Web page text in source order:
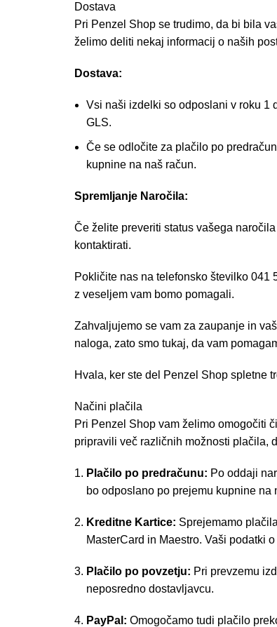
Dostava
Pri Penzel Shop se trudimo, da bi bila
želimo deliti nekaj informacij o naših
Dostava:
Vsi naši izdelki so odposlani v roku 1
GLS.
Če se odločite za plačilo po
kupnine na naš račun.
Spremljanje Naročila:
Če želite preveriti status vašega
kontaktirati.
Pokličite nas na telefonsko številko 041
z veseljem vam bomo pomagali.
Zahvaljujemo se vam za zaupanje in
naloga, zato smo tukaj, da vam
Hvala, ker ste del Penzel Shop spletne
Načini plačila
Pri Penzel Shop vam želimo omogočiti
pripravili več različnih možnosti plačila,
Plačilo po predračunu: Po oddaji
bo odposlano po prejemu kupnine na
Kreditne Kartice: Sprejemamo
MasterCard in Maestro. Vaši podatki
Plačilo po povzetju: Pri prevzemu
neposredno dostavljavcu.
PayPal: Omogočamo tudi plačilo